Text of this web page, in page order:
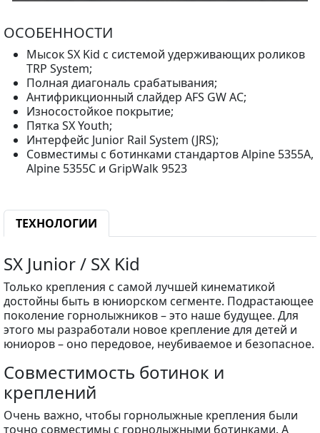
ОСОБЕННОСТИ
Мысок SX Kid с системой удерживающих роликов
TRP System;
Полная диагональ срабатывания;
Антифрикционный слайдер AFS GW AC;
Износостойкое покрытие;
Пятка SX Youth;
Интерфейс Junior Rail System (JRS);
Совместимы с ботинками стандартов Alpine 5355A,
Alpine 5355С и GripWalk 9523
ТЕХНОЛОГИИ
SX Junior / SX Kid
Только крепления с самой лучшей кинематикой
достойны быть в юниорском сегменте. Подрастающее
поколение горнолыжников – это наше будущее. Для
этого мы разработали новое крепление для детей и
юниоров – оно передовое, неубиваемое и безопасное.
Совместимость ботинок и
креплений
Очень важно, чтобы горнолыжные крепления были
точно совместимы с горнолыжными ботинками. А